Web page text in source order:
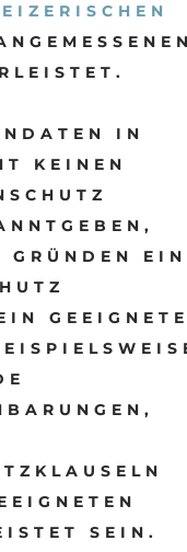
IN
KEINEN
GRÜNDEN EIN
SEIN.